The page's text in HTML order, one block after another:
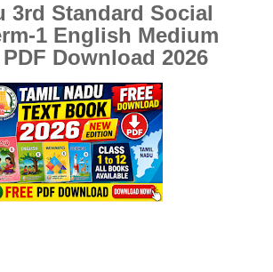
3rd Standard Social
1 English Medium
Download 2026